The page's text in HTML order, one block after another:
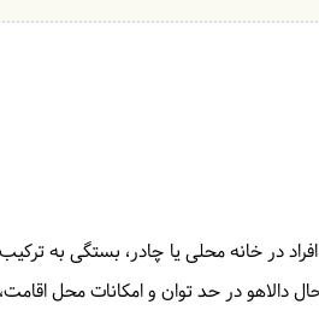
در خانه محلی یا چادر، بستگی به
دالاهو در حد توان و امکانات محل